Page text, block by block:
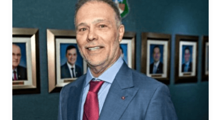
Necessário
Esses cookies
não são
opcionais. São
necessários
para o
funcionamento
do site.